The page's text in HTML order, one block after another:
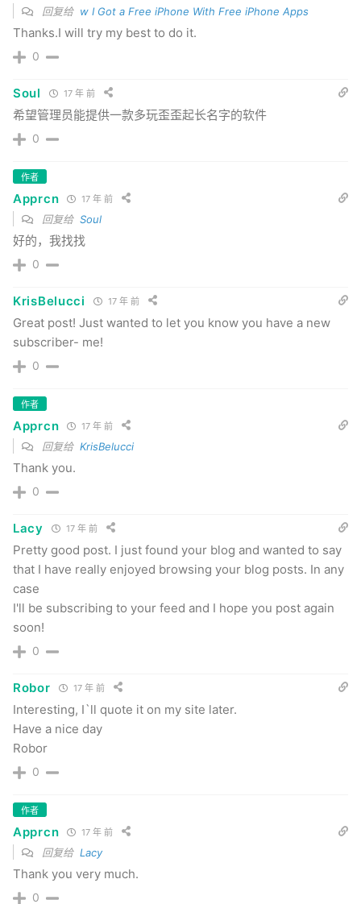
回复给 w I Got a Free iPhone With Free iPhone Apps
Thanks.I will try my best to do it.
0
Soul 17 年 前
希望管理员能提供一款多玩歪歪起长名字的软件
0
作者
Apprcn 17 年 前
回复给 Soul
好的，我找找
0
KrisBelucci 17 年 前
Great post! Just wanted to let you know you have a new
subscriber- me!
0
作者
Apprcn 17 年 前
回复给 KrisBelucci
Thank you.
0
Lacy 17 年 前
Pretty good post. I just found your blog and wanted to say
that I have really enjoyed browsing your blog posts. In any
case
I'll be subscribing to your feed and I hope you post again
soon!
0
Robor 17 年 前
Interesting, I`ll quote it on my site later.
Have a nice day
Robor
0
作者
Apprcn 17 年 前
回复给 Lacy
Thank you very much.
0